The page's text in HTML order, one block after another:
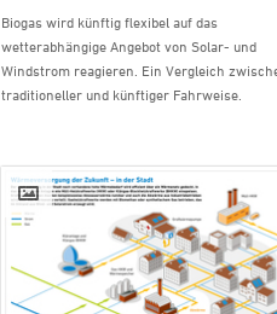
Biogas wird künftig flexibel auf das
wetterabhängige Angebot von Solar- und
Windstrom reagieren. Ein Vergleich
traditioneller und künftiger Fahrweise.